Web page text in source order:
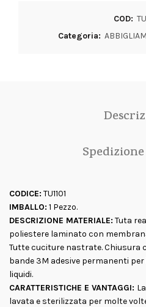
COD:
Categoria:
CODICE: TU1101
IMBALLO: 1 Pezzo.
DESCRIZIONE MATERIALE: Tuta
poliestere laminato con
Tutte cuciture nastrate. Chiusura
bande 3M adesive permanenti
liquidi.
CARATTERISTICHE E VANTAGGI:
lavata e sterilizzata per molte